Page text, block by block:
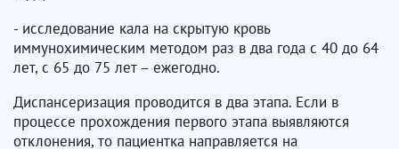
- исследование кала на скрытую кровь
иммунохимическим методом раз в два года с 40 до 64
лет, с 65 до 75 лет – ежегодно.
Диспансеризация проводится в два этапа. Если в
процессе прохождения первого этапа выявляются
отклонения, то пациентка направляется на